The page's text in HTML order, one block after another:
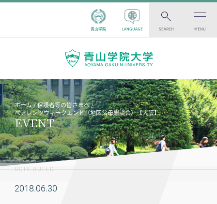
青山学院 LANGUAGE SEARCH MENU
ホーム
保護者等の皆さまへ
ペアレンツウィークエンド（地区父母懇談会）【大阪】
EVENT
SCHEDULED
2018.06.30